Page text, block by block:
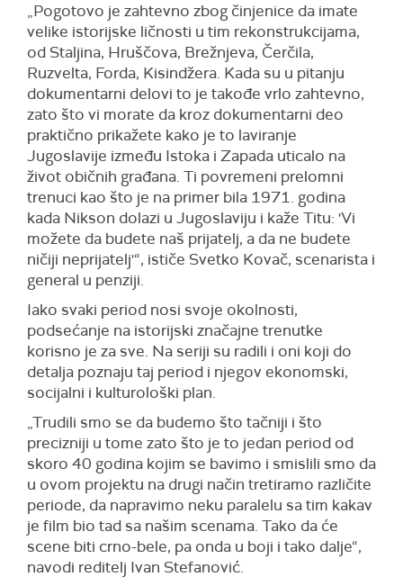
„Pogotovo je zahtevno zbog činjenice da imate
velike istorijske ličnosti u tim rekonstrukcijama,
od Staljina, Hruščova, Brežnjeva, Čerčila,
Ruzvelta, Forda, Kisindžera. Kada su u pitanju
dokumentarni delovi to je takođe vrlo zahtevno,
zato što vi morate da kroz dokumentarni deo
praktično prikažete kako je to laviranje
Jugoslavije između Istoka i Zapada uticalo na
život običnih građana. Ti povremeni prelomni
trenuci kao što je na primer bila 1971. godina
kada Nikson dolazi u Jugoslaviju i kaže Titu: 'Vi
možete da budete naš prijatelj, a da ne budete
ničiji neprijatelj'“, ističe Svetko Kovač, scenarista i
general u penziji.
Iako svaki period nosi svoje okolnosti,
podsećanje na istorijski značajne trenutke
korisno je za sve. Na seriji su radili i oni koji do
detalja poznaju taj period i njegov ekonomski,
socijalni i kulturološki plan.
„Trudili smo se da budemo što tačniji i što
precizniji u tome zato što je to jedan period od
skoro 40 godina kojim se bavimo i smislili smo da
u ovom projektu na drugi način tretiramo različite
periode, da napravimo neku paralelu sa tim kakav
je film bio tad sa našim scenama. Tako da će
scene biti crno-bele, pa onda u boji i tako dalje“,
navodi reditelj Ivan Stefanović.